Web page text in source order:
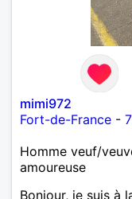
mimi972
Fort-de-France -
Homme veuf/
amoureuse
Bonjour, je suis à